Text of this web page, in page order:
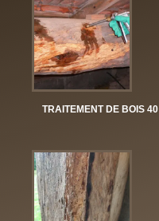
TRAITEMENT DE BOIS 40